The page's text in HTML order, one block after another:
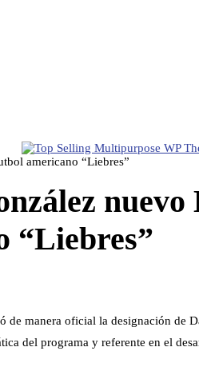
americano “Liebres”
nuevo
“Liebres”
manera oficial la designación de
del programa y referente en el